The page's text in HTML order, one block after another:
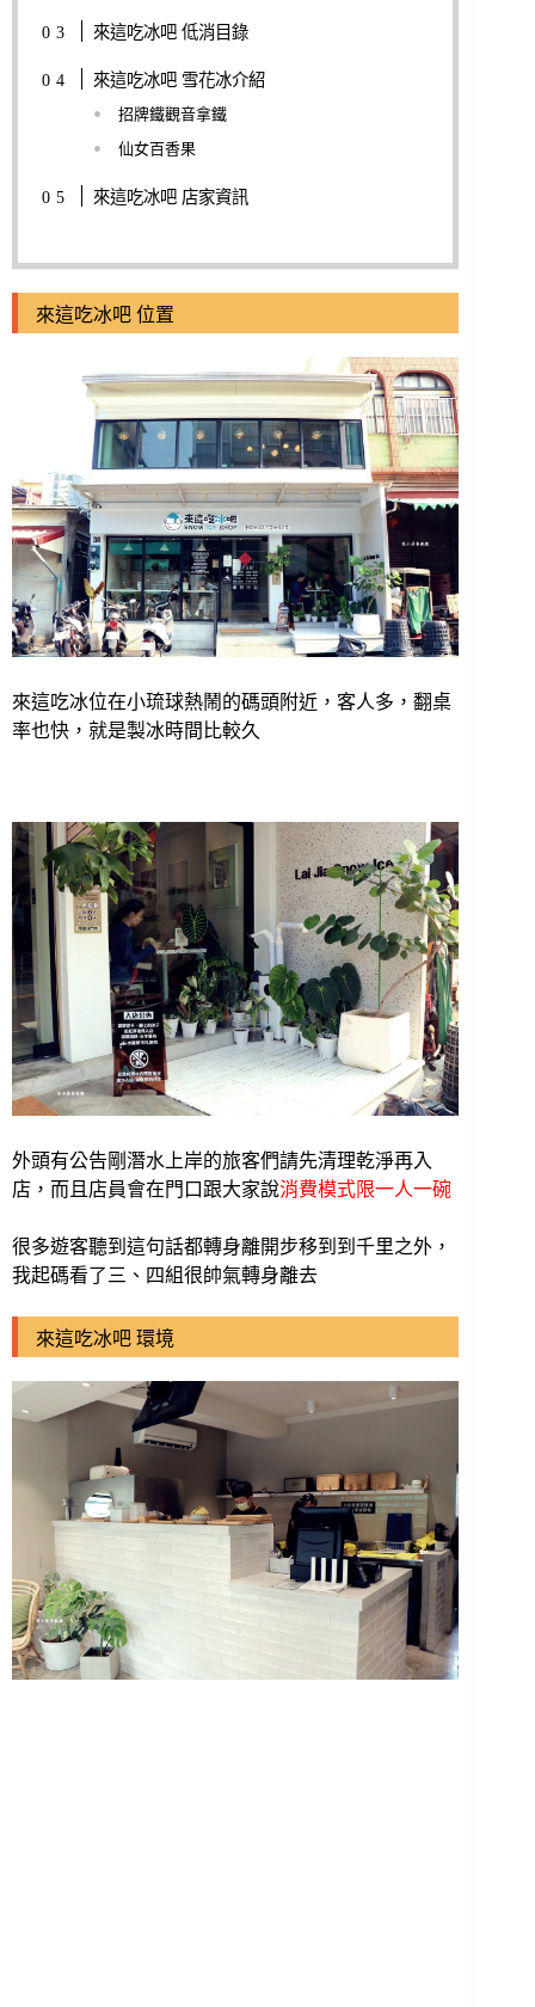
來這吃冰吧 低消目錄
來這吃冰吧 雪花冰介紹
招牌鐵觀音拿鐵
仙女百香果
來這吃冰吧 店家資訊
來這吃冰吧 位置
來這吃冰位在小琉球熱鬧的碼頭附近，客人多，翻桌
率也快，就是製冰時間比較久
外頭有公告剛潛水上岸的旅客們請先清理乾淨再入
店，而且店員會在門口跟大家說消費模式限一人一碗
很多遊客聽到這句話都轉身離開步移到到千里之外，
我起碼看了三、四組很帥氣轉身離去
來這吃冰吧 環境